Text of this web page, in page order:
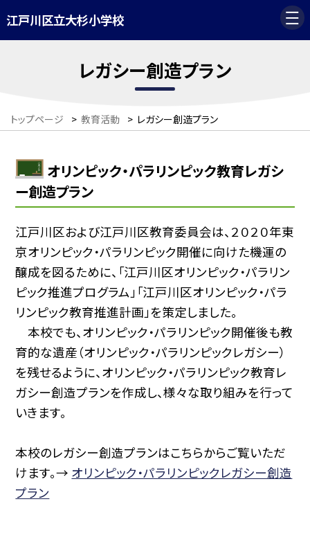
江戸川区立大杉小学校
レガシー創造プラン
トップページ > 教育活動 > レガシー創造プラン
オリンピック・パラリンピック教育レガシ
ー創造プラン
江戸川区および江戸川区教育委員会は、２０２０年東
京オリンピック・パラリンピック開催に向けた機運の
醸成を図るために、「江戸川区オリンピック・パラリン
ピック推進プログラム」「江戸川区オリンピック・パラ
リンピック教育推進計画」を策定しました。
本校でも、オリンピック・パラリンピック開催後も教
育的な遺産（オリンピック・パラリンピックレガシー）
を残せるように、オリンピック・パラリンピック教育レ
ガシー創造プランを作成し、様々な取り組みを行って
いきます。
本校のレガシー創造プランはこちらからご覧いただ
けます。→ オリンピック・パラリンピックレガシー創造
プラン